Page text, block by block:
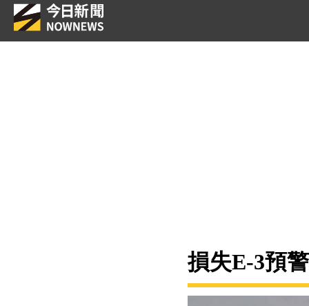
損失E-3預